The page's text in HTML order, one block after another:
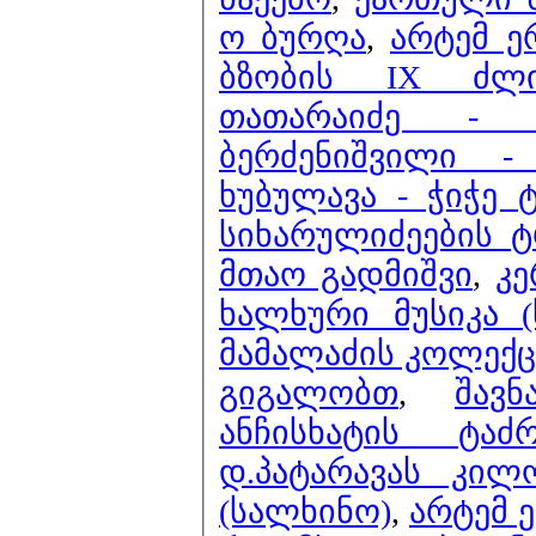
ო ბურღა, არტემ
ბზობის IX
თათარაიძე -
ბერძენიშვილი
ხუბულავა - ჭიჭე
სიხარულიძეების
მთაო გადმიშვი,
ხალხური მუსიკა
მამალაძის
გიგალობთ,
ანჩისხატის
დ.პატარავას
(სალხინო), არტემ